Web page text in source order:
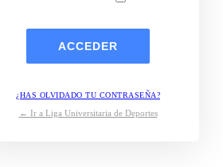
¿HAS OLVIDADO TU CONTRASEÑA?
← Ir a Liga Universitaria de Deportes